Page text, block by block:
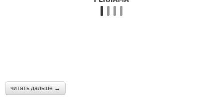
читать дальше →